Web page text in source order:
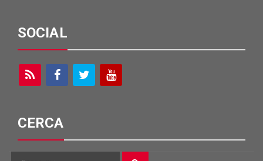
SOCIAL
CERCA